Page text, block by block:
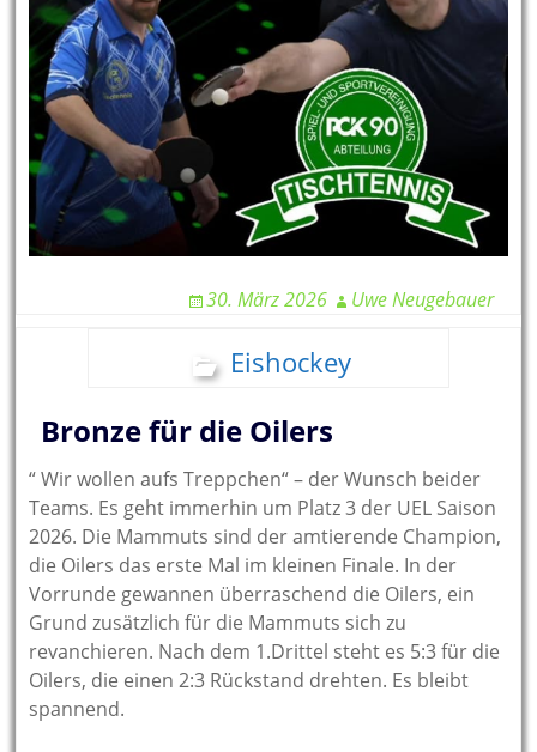
30. März 2026 Uwe Neugebauer
Eishockey
Bronze für die Oilers
“ Wir wollen aufs Treppchen“ – der Wunsch beider
Teams. Es geht immerhin um Platz 3 der UEL Saison
2026. Die Mammuts sind der amtierende Champion,
die Oilers das erste Mal im kleinen Finale. In der
Vorrunde gewannen überraschend die Oilers, ein
Grund zusätzlich für die Mammuts sich zu
revanchieren. Nach dem 1.Drittel steht es 5:3 für die
Oilers, die einen 2:3 Rückstand drehten. Es bleibt
spannend.